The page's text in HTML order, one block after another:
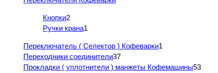
Кнопки2
Ручки крана1
Переключатель ( Селектор ) Кофеварки1
Переходники соединители37
Прокладки ( уплотнители ) манжеты Кофемашины53